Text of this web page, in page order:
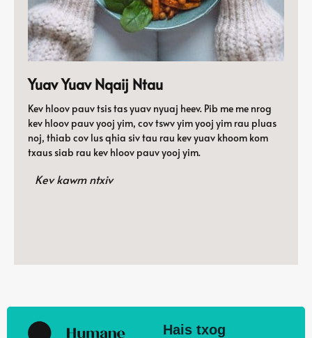
Yuav Yuav Nqaij Ntau
Kev hloov pauv tsis tas yuav nyuaj heev. Pib me me nrog
kev hloov pauv yooj yim, cov tswv yim yooj yim rau pluas
noj, thiab cov lus qhia siv tau rau kev yuav khoom kom
txaus siab rau kev hloov pauv yooj yim.
Kev kawm ntxiv
Hais txog